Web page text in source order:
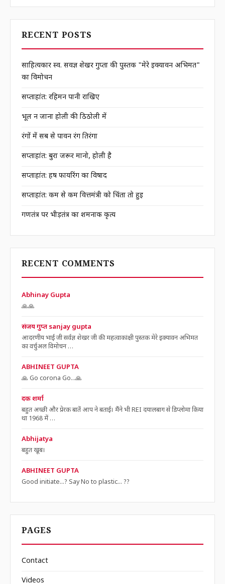
RECENT POSTS
साहित्यकार स्व. सर्वज्ञ शेखर गुप्ता की पुस्तक "मेरे इक्यावन अभिमत"
का विमोचन
सप्ताहांत: रहिमन पानी राखिए
भूल न जाना होली की ठिठोली में
रंगों में सब से पावन रंग तिरंगा
सप्ताहांत: बुरा जरूर मानो, होली है
सप्ताहांत: हर्ष फायरिंग का विषाद
सप्ताहांत: कम से कम वित्तमंत्री को चिंता तो हुई
गणतंत्र पर भीड़तंत्र का शर्मनाक कृत्य
RECENT COMMENTS
Abhinay Gupta
🙏🙏
संजय गुप्त sanjay gupta
आदरणीय भाई जी सर्वज्ञ शेखर जी की महत्वाकांक्षी पुस्तक मेरे इक्यावन अभिमत
का वर्चुअल विमोचन …
ABHINEET GUPTA
🙏 Go corona Go...🙏
दक शर्मा
बहुत अच्छी और प्रेरक बातें आप ने बताई। मैंने भी REI दयालबाग से डिप्लोमा किया
था 1968 में …
Abhijatya
बहुत खूब।
ABHINEET GUPTA
Good initiate...? Say No to plastic... ??
PAGES
Contact
Videos